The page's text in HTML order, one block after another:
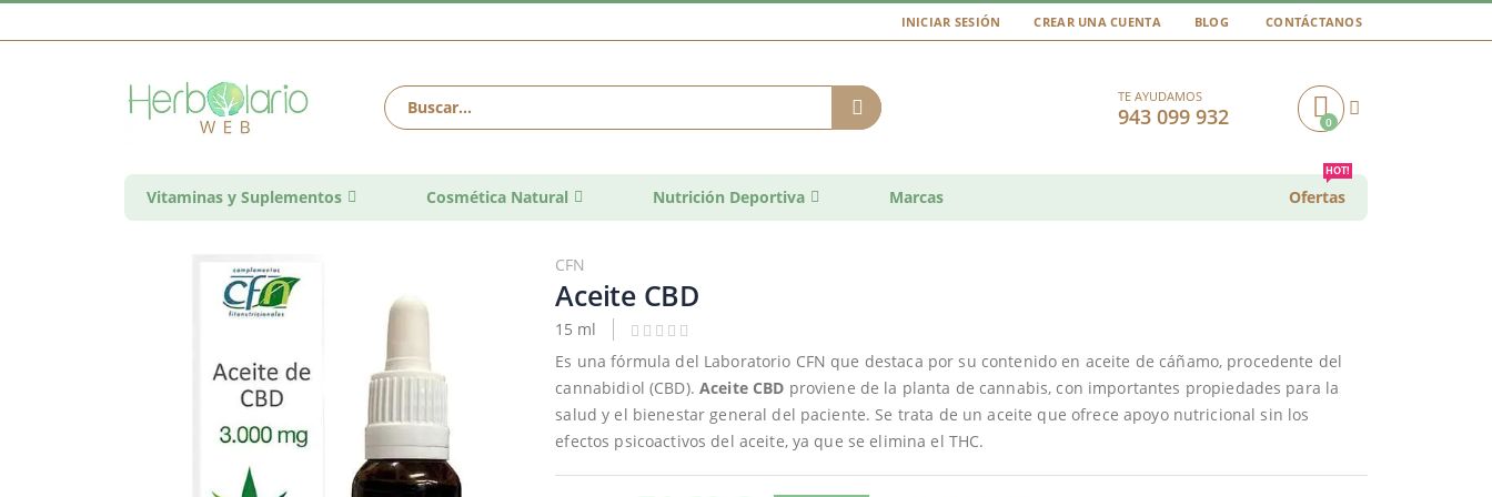
INICIAR SESIÓN CREAR UNA CUENTA BLOG CONTÁCTANOS
TE AYUDAMOS
943 099 932 Cart0
Vitaminas y Suplementos Cosmética Natural Nutrición Deportiva Marcas Ofertas
HOT!
CFN
Aceite CBD
15 ml
Es una fórmula del Laboratorio CFN que destaca por su contenido en aceite de cáñamo, procedente del
cannabidiol (CBD). Aceite CBD proviene de la planta de cannabis, con importantes propiedades para la
salud y el bienestar general del paciente. Se trata de un aceite que ofrece apoyo nutricional sin los
efectos psicoactivos del aceite, ya que se elimina el THC.